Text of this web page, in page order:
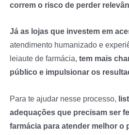
correm o risco de perder
Já as lojas que investem em
atendimento humanizado e
leiaute de farmácia, tem mais
público e impulsionar os
Para te ajudar nesse processo,
adequações que precisam ser
farmácia para atender melhor o